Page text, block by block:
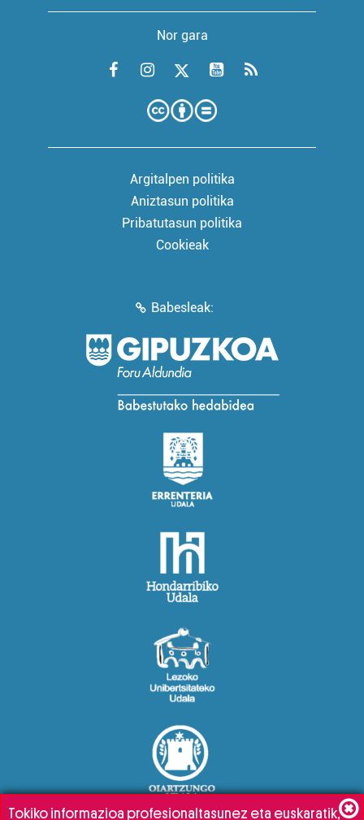
Nor gara
Argitalpen politika
Aniztasun politika
Pribatutasun politika
Cookieak
Babesleak:
Tokiko informazioa profesionaltasunez eta euskaratik,